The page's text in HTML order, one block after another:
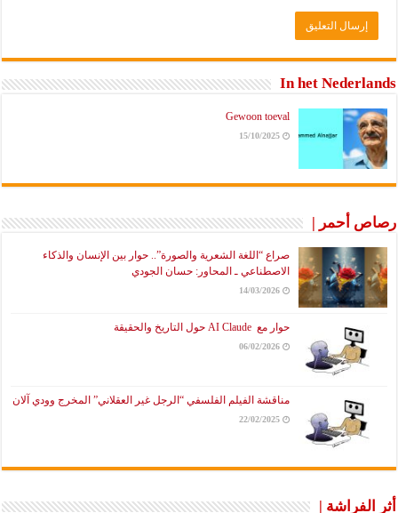
In het Nederlands
Gewoon toeval
15/10/2025
رصاص أحمر |
صراع “اللغة الشعرية والصورة”.. حوار بين الإنسان والذكاء
الاصطناعي ـ المحاور: حسان الجودي
14/03/2026
حوار مع AI Claude حول التاريخ والحقيقة
06/02/2026
مناقشة الفيلم الفلسفي “الرجل غير العقلاني” المخرج وودي آلان
22/02/2025
أثر الفراشة |